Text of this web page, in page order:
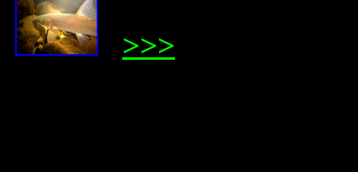
>>>